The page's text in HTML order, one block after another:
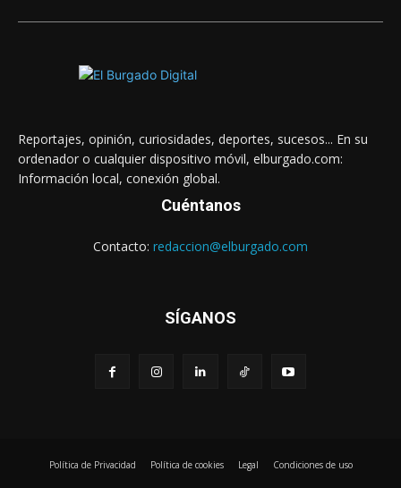
Reportajes, opinión, curiosidades, deportes, sucesos... En su
ordenador o cualquier dispositivo móvil, elburgado.com:
Información local, conexión global.
Cuéntanos
Contacto: redaccion@elburgado.com
SÍGANOS
Política de Privacidad Política de cookies Legal Condiciones de uso